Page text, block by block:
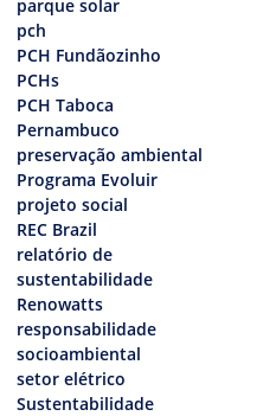
parque solar
pch
PCH Fundãozinho
PCHs
PCH Taboca
Pernambuco
preservação ambiental
Programa Evoluir
projeto social
REC Brazil
relatório de
sustentabilidade
Renowatts
responsabilidade
socioambiental
setor elétrico
Sustentabilidade